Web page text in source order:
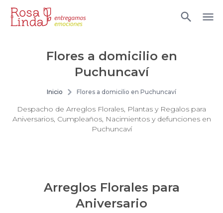
Flores a domicilio en
Puchuncaví
Inicio Flores a domicilio en Puchuncaví
Despacho de Arreglos Florales, Plantas y Regalos para
Aniversarios, Cumpleaños, Nacimientos y defunciones en
Puchuncaví
Arreglos Florales para
Aniversario